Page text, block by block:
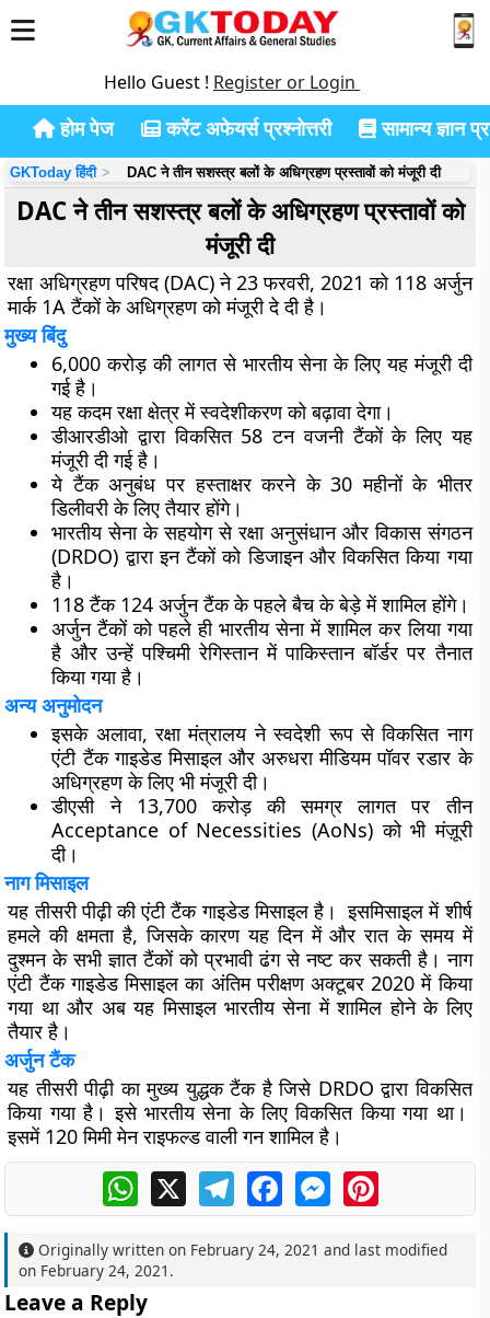
Hello Guest ! Register or Login
होम पेज करेंट अफेयर्स प्रश्नोत्तरी सामान्य ज्ञान
GKToday हिंदी DAC ने तीन सशस्त्र बलों के अधिग्रहण प्रस्तावों को मंजूरी दी
DAC ने तीन सशस्त्र बलों के अधिग्रहण प्रस्तावों को
मंजूरी दी
रक्षा अधिग्रहण परिषद (DAC) ने 23 फरवरी, 2021 को 118 अर्जुन
मार्क 1A टैंकों के अधिग्रहण को मंजूरी दे दी है।
मुख्य बिंदु
6,000 करोड़ की लागत से भारतीय सेना के लिए यह मंजूरी दी
गई है।
यह कदम रक्षा क्षेत्र में स्वदेशीकरण को बढ़ावा देगा।
डीआरडीओ द्वारा विकसित 58 टन वजनी टैंकों के लिए यह
मंजूरी दी गई है।
ये टैंक अनुबंध पर हस्ताक्षर करने के 30 महीनों के भीतर
डिलीवरी के लिए तैयार होंगे।
भारतीय सेना के सहयोग से रक्षा अनुसंधान और विकास संगठन
(DRDO) द्वारा इन टैंकों को डिजाइन और विकसित किया गया
है।
118 टैंक 124 अर्जुन टैंक के पहले बैच के बेड़े में शामिल होंगे।
अर्जुन टैंकों को पहले ही भारतीय सेना में शामिल कर लिया गया
है और उन्हें पश्चिमी रेगिस्तान में पाकिस्तान बॉर्डर पर तैनात
किया गया है।
अन्य अनुमोदन
इसके अलावा, रक्षा मंत्रालय ने स्वदेशी रूप से विकसित नाग
एंटी टैंक गाइडेड मिसाइल और अरुधरा मीडियम पॉवर रडार के
अधिग्रहण के लिए भी मंजूरी दी।
डीएसी ने 13,700 करोड़ की समग्र लागत पर तीन
Acceptance of Necessities (AoNs) को भी मंज़ूरी
दी।
नाग मिसाइल
यह तीसरी पीढ़ी की एंटी टैंक गाइडेड मिसाइल है। इसमिसाइल में शीर्ष
हमले की क्षमता है, जिसके कारण यह दिन में और रात के समय में
दुश्मन के सभी ज्ञात टैंकों को प्रभावी ढंग से नष्ट कर सकती है। नाग
एंटी टैंक गाइडेड मिसाइल का अंतिम परीक्षण अक्टूबर 2020 में किया
गया था और अब यह मिसाइल भारतीय सेना में शामिल होने के लिए
तैयार है।
अर्जुन टैंक
यह तीसरी पीढ़ी का मुख्य युद्धक टैंक है जिसे DRDO द्वारा विकसित
किया गया है। इसे भारतीय सेना के लिए विकसित किया गया था।
इसमें 120 मिमी मेन राइफल्ड वाली गन शामिल है।
WhatsApp
X TelegramFacebookMessengerPinterest
Originally written on February 24, 2021 and last modified
on February 24, 2021 .
Leave a Reply